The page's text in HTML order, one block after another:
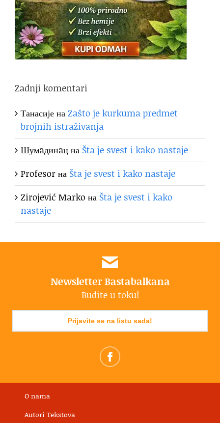
Zadnji komentari
ТанасијенаZašto je kurkuma predmet
brojnih istraživanja
Шумaдинaцна Šta je svest i kako nastaje
Profesorна Šta je svest i kako nastaje
Zirojević Marko на Šta je svest i kako
nastaje
Newsletter Bastabalkana
Budite u toku!
Prijavite se na listu sada!
O nama
Autori Tekstova